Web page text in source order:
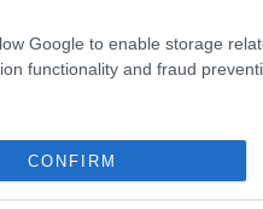
Google to enable storage
functionality and fraud
CONFIRM
az EGRI ÜGYEK